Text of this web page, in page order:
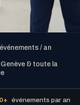
/ an
Genève & toute la
événements par an